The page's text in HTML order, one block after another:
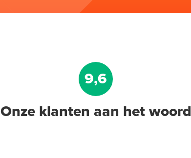
9,6
Onze klanten aan het woord